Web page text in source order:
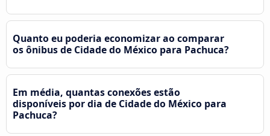
Quanto eu poderia economizar ao comparar
os ônibus de Cidade do México para Pachuca?
Em média, quantas conexões estão
disponíveis por dia de Cidade do México para
Pachuca?